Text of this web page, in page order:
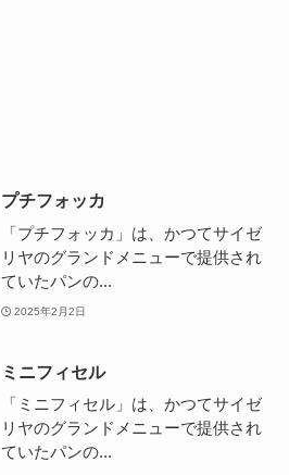
プチフォッカ
「プチフォッカ」は、かつてサイゼ
リヤのグランドメニューで提供され
ていたパンの...
2025年2月2日
ミニフィセル
「ミニフィセル」は、かつてサイゼ
リヤのグランドメニューで提供され
ていたパンの...